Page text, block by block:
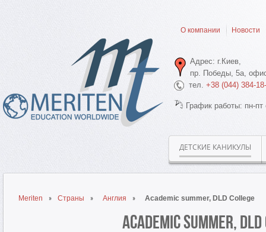
О компании Новости
Адрес: г.Киев,
пр. Победы, 5а,
тел. +38 (044) 384-
График работы: пн-
ДЕТСКИЕ КАНИКУЛЫ
Meriten Страны Англия Academic summer, DLD College
Academic summer,